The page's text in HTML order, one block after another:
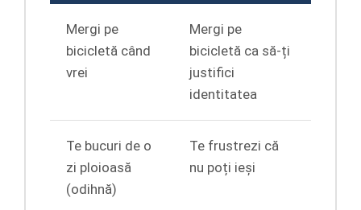
Mergi pe
bicicletă când
vrei
Mergi pe
bicicletă ca să-ți
justifici
identitatea
Te bucuri de o
zi ploioasă
(odihnă)
Te frustrezi că
nu poți ieși